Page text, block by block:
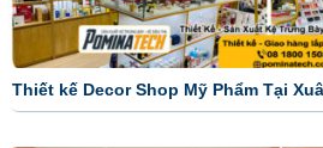
Thiết kế Decor Shop Mỹ Phẩm Tại